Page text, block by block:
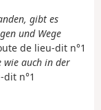
gibt es
und Wege
de lieu-dit n°1
wie auch in der
dit n°1